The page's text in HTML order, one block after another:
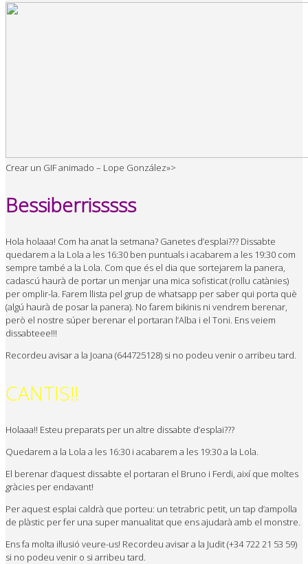
Crear un GIF animado – Lope González»>
Bessiberrisssss
Hola holaaa! Com ha anat la setmana? Ganetes d’esplai??? Dissabte
quedarem a la Lola a les 16:30 ben puntuals i acabarem a les 19:30 com
sempre també a la Lola. Com que és el dia que sortejarem la panera,
cadascú haurà de portar un menjar una mica sofisticat (rollu catànies)
per omplir-la. Farem llista pel grup de whatsapp per saber qui porta què
(algú haurà de posar la panera). No farem bikinis ni vendrem berenar,
però el nostre súper berenar el portaran l’Alba i el Toni. Ens veiem
dissabteee!!!
Recordeu avisar a la Joana (644725128) si no podeu venir o arribeu tard.
CANTIS!!
Holaaa!! Esteu preparats per un altre dissabte d’esplai???
Quedarem a la Lola a les 16:30 i acabarem a les 19:30 a la Lola.
El berenar d’aquest dissabte el portaran el Bruno i Ferdi, així que moltes
gràcies per endavant!
Per aquest esplai caldrà que porteu: un tetrabric petit, un tap d’ampolla
de plàstic per fer una super manualitat que ens ajudarà amb el monstre.
Ens fa molta il·lusió veure-us! Recordeu avisar a la Judit (+34 722 21 53 59)
si no podeu venir o si arribeu tard.